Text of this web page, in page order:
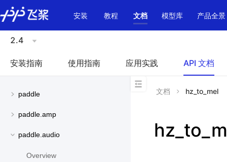
\u200E
安装
教程 文档 模型库 产品全景
2.4
安装指南 使用指南 应用实践 API 文档
paddle
paddle.amp
paddle.audio
Overview
文档 hz_to_mel